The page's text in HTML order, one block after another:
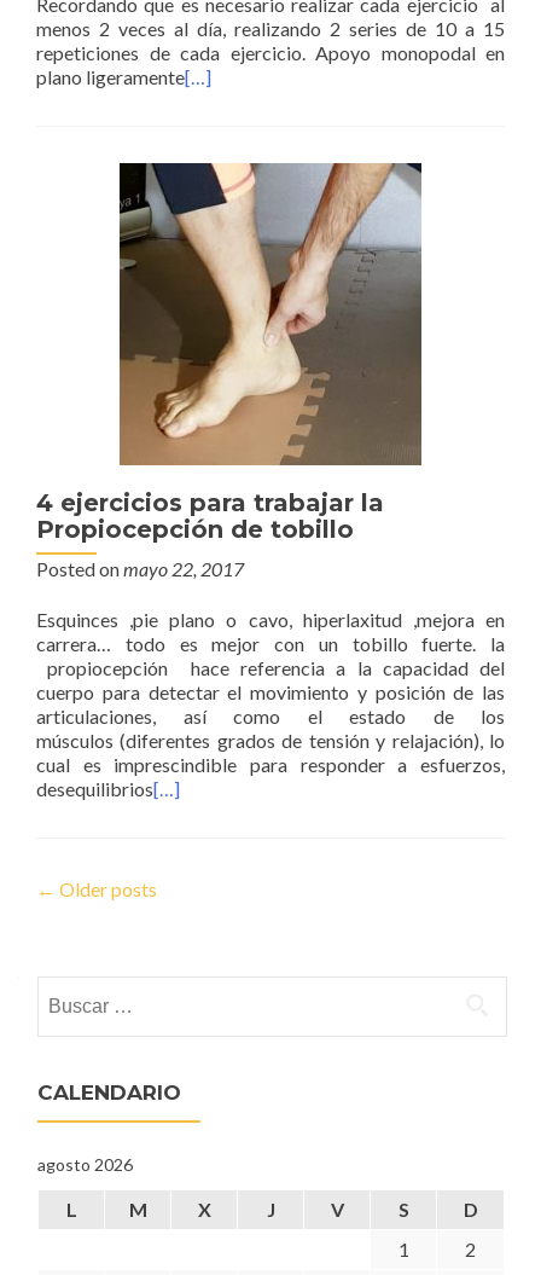
menos 2 veces al día, realizando 2 series de 10 a 15
repeticiones de cada ejercicio. Apoyo monopodal en
plano ligeramente[…]
4 ejercicios para trabajar la
Propiocepción de tobillo
Posted onmayo 22, 2017
Esquinces ,pie plano o cavo, hiperlaxitud ,mejora en
carrera… todo es mejor con un tobillo fuerte. la
propiocepción hace referencia a la capacidad del
cuerpo para detectar el movimiento y posición de las
articulaciones, así como el estado de los
músculos (diferentes grados de tensión y relajación), lo
cual es imprescindible para responder a esfuerzos,
desequilibrios[…]
Posts navigation
← Older posts
CALENDARIO
agosto 2026
L M X J V S D
1
2